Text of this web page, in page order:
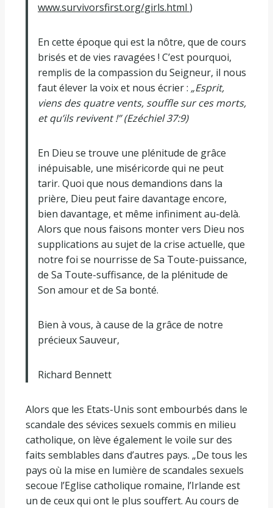
www.survivorsfirst.org/girls.html )
En cette époque qui est la nôtre, que de cours
brisés et de vies ravagées ! C’est pourquoi,
remplis de la compassion du Seigneur, il nous
faut élever la voix et nous écrier : „Esprit,
viens des quatre vents, souffle sur ces morts,
et qu’ils revivent !” (Ezéchiel 37:9)
En Dieu se trouve une plénitude de grâce
inépuisable, une miséricorde qui ne peut
tarir. Quoi que nous demandions dans la
prière, Dieu peut faire davantage encore,
bien davantage, et même infiniment au-delà.
Alors que nous faisons monter vers Dieu nos
supplications au sujet de la crise actuelle, que
notre foi se nourrisse de Sa Toute-puissance,
de Sa Toute-suffisance, de la plénitude de
Son amour et de Sa bonté.
Bien à vous, à cause de la grâce de notre
précieux Sauveur,
Richard Bennett
Alors que les Etats-Unis sont embourbés dans le
scandale des sévices sexuels commis en milieu
catholique, on lève également le voile sur des
faits semblables dans d’autres pays. „De tous les
pays où la mise en lumière de scandales sexuels
secoue l’Eglise catholique romaine, l’Irlande est
un de ceux qui ont le plus souffert. Au cours de